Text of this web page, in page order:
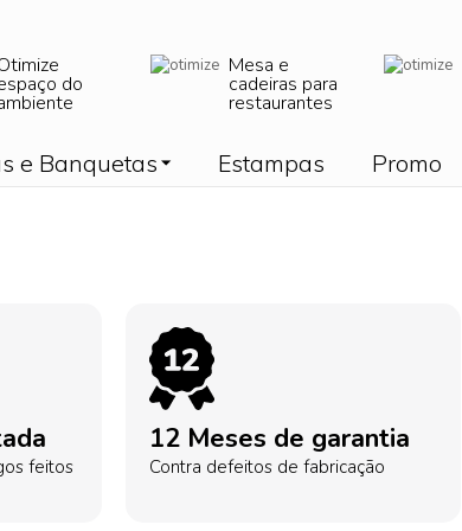
do
Mesa e
cadeiras para
restaurantes
e Banquetas Estampas Promo
feitos
12 Meses de garantia
Contra defeitos de fabricação